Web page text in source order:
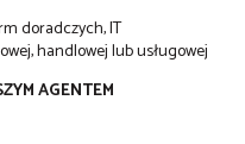
doradczych, IT
handlowej lub usługowej
AGENTEM